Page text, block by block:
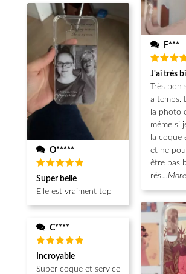
O*****
Note 5
sur 5
Super belle
Elle est vraiment top
C****
Note 5
sur 5
Incroyable
Super coque et service
F***
Note5
sur 5
J'ai très
Très
a temps.
la photo
même si
la coque
et ne
être pas
rés...More